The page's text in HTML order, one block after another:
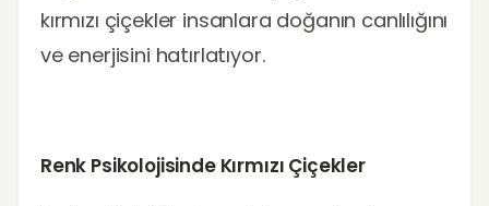
kırmızı çiçekler insanlara doğanın canlılığını
ve enerjisini hatırlatıyor.
Renk Psikolojisinde Kırmızı Çiçekler